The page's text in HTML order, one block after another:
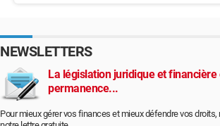
NEWSLETTERS
La législation juridique et financière
permanence...
Pour mieux gérer vos finances et mieux défendre vos